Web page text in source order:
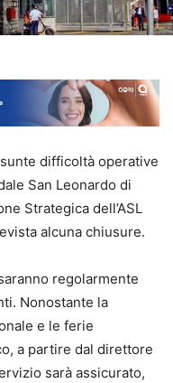
difficoltà operative
San Leonardo di
Strategica dell’ASL
alcuna chiusure.
regolarmente
Nonostante la
e le ferie
a partire dal direttore
sarà assicurato,